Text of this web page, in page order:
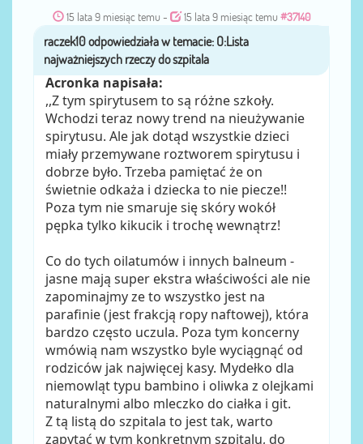
15 lata 9 miesiąc temu - 15 lata 9 miesiąc temu #37140
przezraczek10
Acronka napisała:
,,Z tym spirytusem to są różne szkoły.
Wchodzi teraz nowy trend na nieużywanie
spirytusu. Ale jak dotąd wszystkie dzieci
miały przemywane roztworem spirytusu i
dobrze było. Trzeba pamiętać że on
świetnie odkaża i dziecka to nie piecze!!
Poza tym nie smaruje się skóry wokół
pępka tylko kikucik i trochę wewnątrz!
Co do tych oilatumów i innych balneum -
jasne mają super ekstra właściwości ale nie
zapominajmy ze to wszystko jest na
parafinie (jest frakcją ropy naftowej), która
bardzo często uczula. Poza tym koncerny
wmówią nam wszystko byle wyciągnąć od
rodziców jak najwięcej kasy. Mydełko dla
niemowląt typu bambino i oliwka z olejkami
naturalnymi albo mleczko do ciałka i git.
Z tą listą do szpitala to jest tak, warto
zapytać w tym konkretnym szpitalu, do